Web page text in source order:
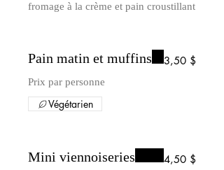
fromage à la crème et pain croustillant
Pain matin et muffins
Prix par personne
3,50 $
Végétarien
Mini viennoiseries 4,50 $